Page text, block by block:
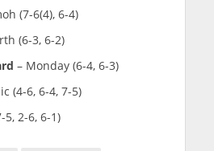
(7-6(4), 6-4)
(6-3, 6-2)
– Monday (6-4, 6-3)
(4-6, 6-4, 7-5)
5, 2-6, 6-1)